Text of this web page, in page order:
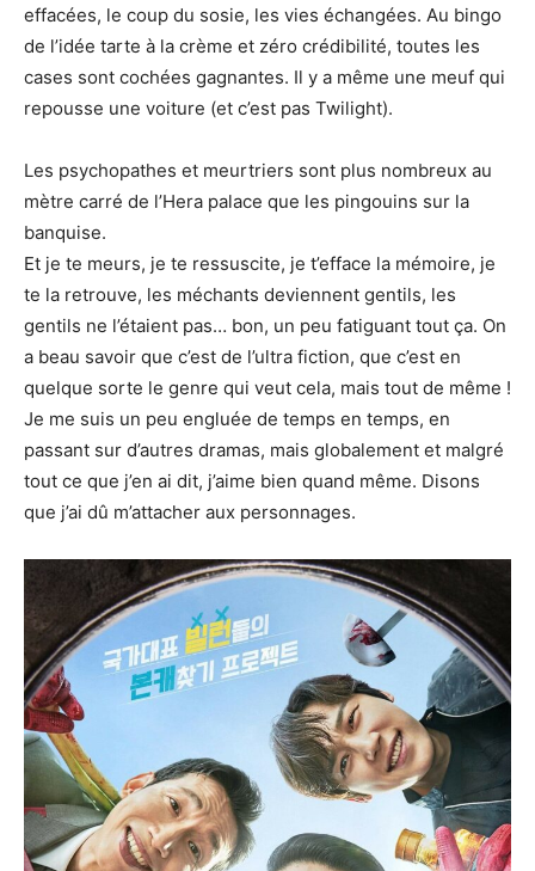
effacées, le coup du sosie, les vies échangées. Au bingo
de l’idée tarte à la crème et zéro crédibilité, toutes les
cases sont cochées gagnantes. Il y a même une meuf qui
repousse une voiture (et c’est pas Twilight).
Les psychopathes et meurtriers sont plus nombreux au
mètre carré de l’Hera palace que les pingouins sur la
banquise.
Et je te meurs, je te ressuscite, je t’efface la mémoire, je
te la retrouve, les méchants deviennent gentils, les
gentils ne l’étaient pas… bon, un peu fatiguant tout ça. On
a beau savoir que c’est de l’ultra fiction, que c’est en
quelque sorte le genre qui veut cela, mais tout de même !
Je me suis un peu engluée de temps en temps, en
passant sur d’autres dramas, mais globalement et malgré
tout ce que j’en ai dit, j’aime bien quand même. Disons
que j’ai dû m’attacher aux personnages.